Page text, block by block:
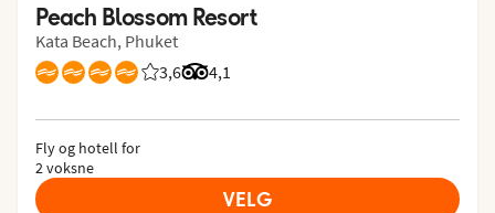
Peach Blossom Resort
Kata Beach, Phuket
3,6
Vurdering fra Vings gjester: 3.6/5
4,1
Vurdering fra Tripadvisor: 4.1 of 5
Fly og hotell for
2 voksne
VELG